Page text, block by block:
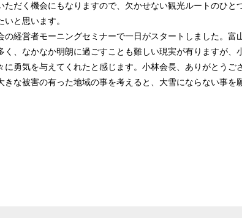
だく機会にもなりますので、欠かせない観光ルートのひ
と思います。
の経営者モーニングセミナーで一日がスタートしました。
く、なかなか明朗に過ごすことも難しい現実が有りますが
勇気を与えてくれたと感じます。小林会長、ありがとうご
な被害の有った地域の事を考えると、大雪にならない事を